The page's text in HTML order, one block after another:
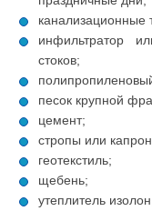
канализационные
инфильтратор
стоков;
песок крупной
цемент;
стропы или
геотекстиль;
щебень;
утеплитель